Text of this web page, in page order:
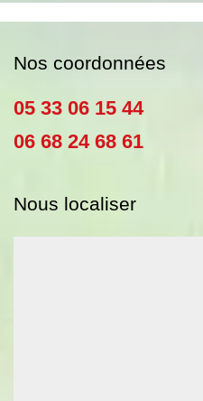
Nos coordonnées
05 33 06 15 44
06 68 24 68 61
Nous localiser